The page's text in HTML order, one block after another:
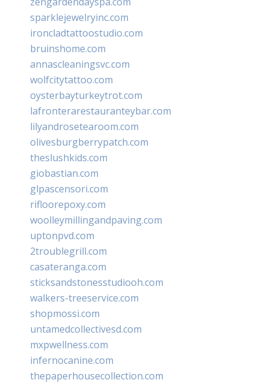
sparklejewelryinc.com
ironcladtattoostudio.com
bruinshome.com
annascleaningsvc.com
wolfcitytattoo.com
oysterbayturkeytrot.com
lafronterarestauranteybar.com
lilyandrosetearoom.com
olivesburgberrypatch.com
theslushkids.com
giobastian.com
glpascensori.com
rifloorepoxy.com
woolleymillingandpaving.com
uptonpvd.com
2troublegrill.com
casateranga.com
sticksandstonesstudiooh.com
walkers-treeservice.com
shopmossi.com
untamedcollectivesd.com
mxpwellness.com
infernocanine.com
thepaperhousecollection.com